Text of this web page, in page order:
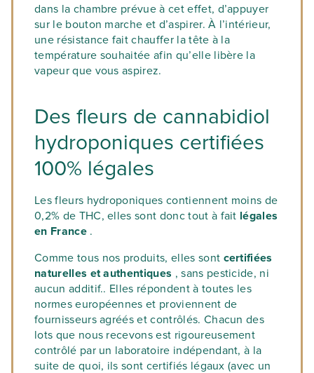
dans la chambre prévue à cet effet, d’appuyer
sur le bouton marche et d’aspirer. À l’intérieur,
une résistance fait chauffer la tête à la
température souhaitée afin qu’elle libère la
vapeur que vous aspirez.
Des fleurs de cannabidiol
hydroponiques certifiées
100% légales
Les fleurs hydroponiques contiennent moins de
0,2% de THC, elles sont donc tout à fait légales
en France .
Comme tous nos produits, elles sont certifiées
naturelles et authentiques , sans pesticide, ni
aucun additif.. Elles répondent à toutes les
normes européennes et proviennent de
fournisseurs agréés et contrôlés. Chacun des
lots que nous recevons est rigoureusement
contrôlé par un laboratoire indépendant, à la
suite de quoi, ils sont certifiés légaux (avec un